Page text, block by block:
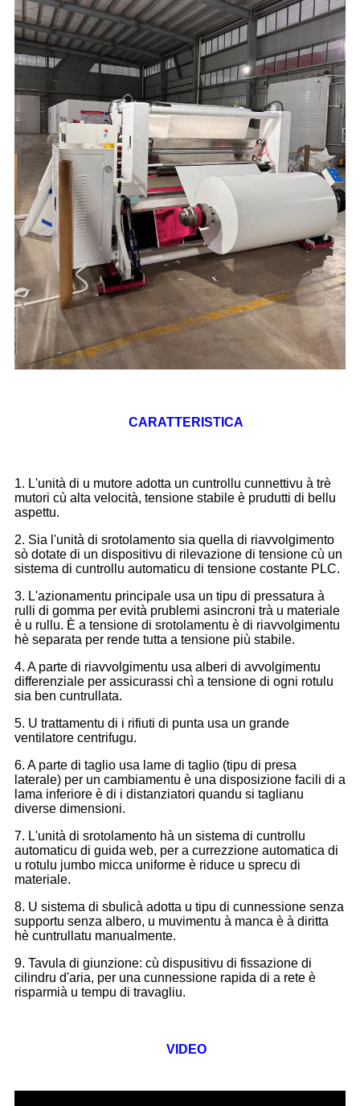
CARATTERISTICA
1. L'unità di u mutore adotta un cuntrollu cunnettivu à trè
mutori cù alta velocità, tensione stabile è prudutti di bellu
aspettu.
2. Sia l'unità di srotolamento sia quella di riavvolgimento
sò dotate di un dispositivu di rilevazione di tensione cù un
sistema di cuntrollu automaticu di tensione costante PLC.
3. L'azionamentu principale usa un tipu di pressatura à
rulli di gomma per evità prublemi asincroni trà u materiale
è u rullu. È a tensione di srotolamentu è di riavvolgimentu
hè separata per rende tutta a tensione più stabile.
4. A parte di riavvolgimentu usa alberi di avvolgimentu
differenziale per assicurassi chì a tensione di ogni rotulu
sia ben cuntrullata.
5. U trattamentu di i rifiuti di punta usa un grande
ventilatore centrifugu.
6. A parte di taglio usa lame di taglio (tipu di presa
laterale) per un cambiamentu è una disposizione facili di a
lama inferiore è di i distanziatori quandu si taglianu
diverse dimensioni.
7. L'unità di srotolamento hà un sistema di cuntrollu
automaticu di guida web, per a currezzione automatica di
u rotulu jumbo micca uniforme è riduce u sprecu di
materiale.
8. U sistema di sbulicà adotta u tipu di cunnessione senza
supportu senza albero, u muvimentu à manca è à diritta
hè cuntrullatu manualmente.
9. Tavula di giunzione: cù dispusitivu di fissazione di
cilindru d'aria, per una cunnessione rapida di a rete è
risparmià u tempu di travagliu.
VIDEO